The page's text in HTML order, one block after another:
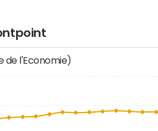
de l'Economie)